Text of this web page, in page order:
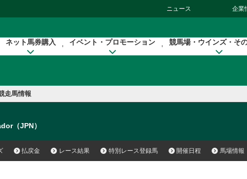
ニュース 企業
ネット馬券購入 イベント・プロモーション 競馬場・ウインズ・そ
走馬情報
（JPN）
払戻金 レース結果 特別レース登録馬 開催日程 馬場情報